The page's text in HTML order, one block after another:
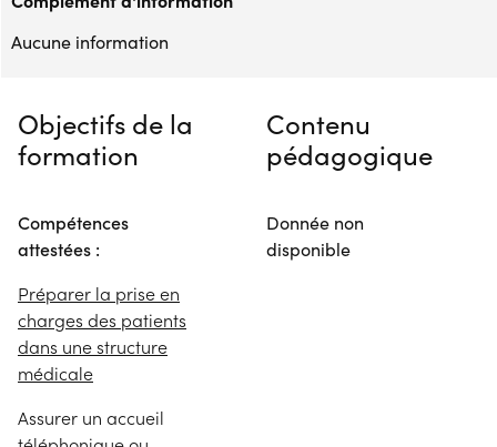
Aucune information
Objectifs de la
formation
Compétences
attestées :
Préparer la prise en
charges des patients
dans une structure
médicale
Assurer un accueil
Contenu
pédagogique
Donnée non
disponible